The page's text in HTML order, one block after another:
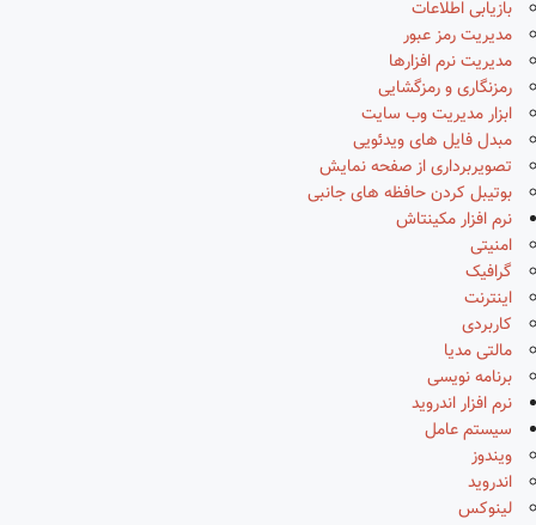
بازیابی اطلاعات
مدیریت رمز عبور
مدیریت نرم افزارها
رمزنگاری و رمزگشایی
ابزار مدیریت وب سایت
مبدل فایل های ویدئویی
تصویربرداری از صفحه نمایش
بوتیبل کردن حافظه های جانبی
نرم افزار مکینتاش
امنیتی
گرافیک
اینترنت
کاربردی
مالتی مدیا
برنامه نویسی
نرم افزار اندروید
سیستم عامل
ویندوز
اندروید
لینوکس